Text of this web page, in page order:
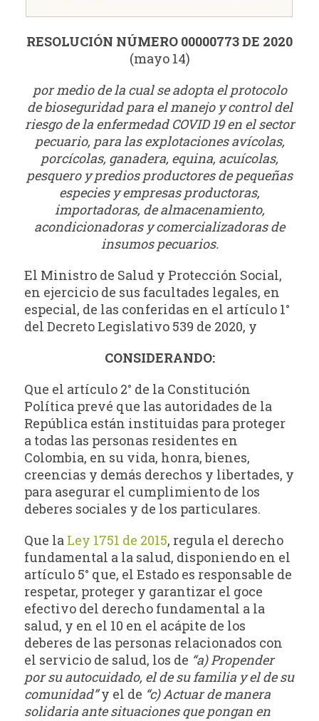
RESOLUCIÓN NÚMERO 00000773 DE 2020
(mayo 14)
por medio de la cual se adopta el protocolo
de bioseguridad para el manejo y control del
riesgo de la enfermedad COVID 19 en el sector
pecuario, para las explotaciones avícolas,
porcícolas, ganadera, equina, acuícolas,
pesquero y predios productores de pequeñas
especies y empresas productoras,
importadoras, de almacenamiento,
acondicionadoras y comercializadoras de
insumos pecuarios.
El Ministro de Salud y Protección Social,
en ejercicio de sus facultades legales, en
especial, de las conferidas en el artículo 1°
del Decreto Legislativo 539 de 2020, y
CONSIDERANDO:
Que el artículo 2° de la Constitución
Política prevé que las autoridades de la
República están instituidas para proteger
a todas las personas residentes en
Colombia, en su vida, honra, bienes,
creencias y demás derechos y libertades, y
para asegurar el cumplimiento de los
deberes sociales y de los particulares.
Que la Ley 1751 de 2015, regula el derecho
fundamental a la salud, disponiendo en el
artículo 5° que, el Estado es responsable de
respetar, proteger y garantizar el goce
efectivo del derecho fundamental a la
salud, y en el 10 en el acápite de los
deberes de las personas relacionados con
el servicio de salud, los de “a) Propender
por su autocuidado, el de su familia y el de su
comunidad”y el de “c) Actuar de manera
solidaria ante situaciones que pongan en